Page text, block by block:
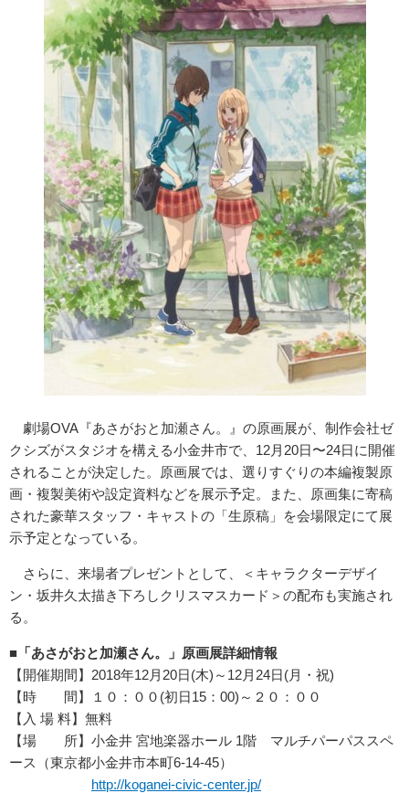
劇場OVA『あさがおと加瀬さん。』の原画展が、制作会社ゼ
クシズがスタジオを構える小金井市で、12月20日〜24日に開催
されることが決定した。原画展では、選りすぐりの本編複製原
画・複製美術や設定資料などを展示予定。また、原画集に寄稿
された豪華スタッフ・キャストの「生原稿」を会場限定にて展
示予定となっている。
さらに、来場者プレゼントとして、＜キャラクターデザイ
ン・坂井久太描き下ろしクリスマスカード＞の配布も実施され
る。
■「あさがおと加瀬さん。」原画展詳細情報
【開催期間】2018年12月20日(木)～12月24日(月・祝)
【時 間】１０：００(初日15：00)～２０：００
【入 場 料】無料
【場 所】小金井 宮地楽器ホール 1階 マルチパーパススペ
ース（東京都小金井市本町6-14-45）
http://koganei-civic-center.jp/